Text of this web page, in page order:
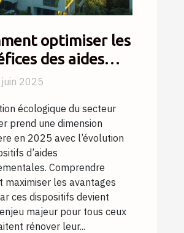
optimiser les
des aides
en 2025
2025
écologique du secteur
prend une dimension
en 2025 avec l’évolution
d’aides
Comprendre
maximiser les avantages
ces dispositifs devient
majeur pour tous ceux
rénover leur...